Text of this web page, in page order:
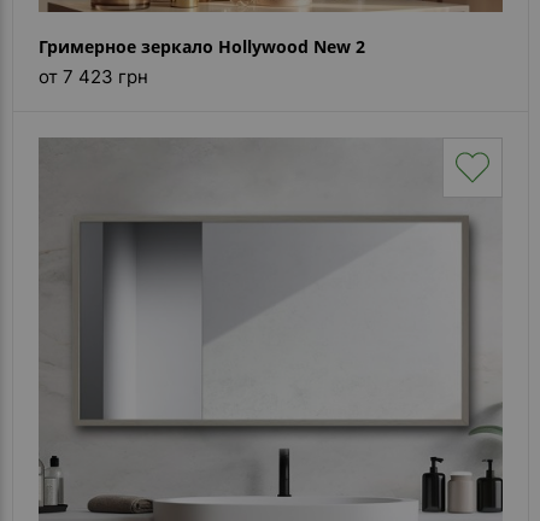
Гримерное зеркало Hollywood New 2
от 7 423 грн